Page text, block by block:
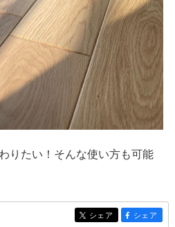
りたい！そんな使い方も可能
entry152
シェア entry152
シェア